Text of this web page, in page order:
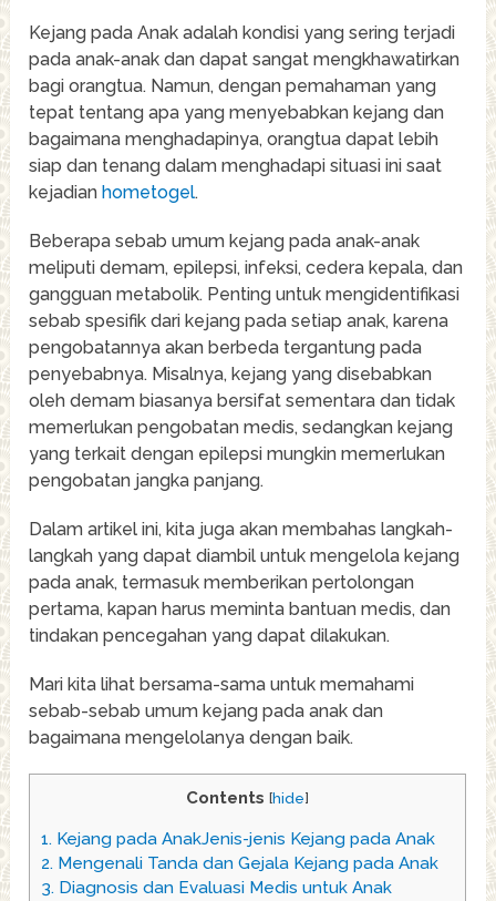
Kejang pada Anak adalah kondisi yang sering terjadi
pada anak-anak dan dapat sangat mengkhawatirkan
bagi orangtua. Namun, dengan pemahaman yang
tepat tentang apa yang menyebabkan kejang dan
bagaimana menghadapinya, orangtua dapat lebih
siap dan tenang dalam menghadapi situasi ini saat
kejadian hometogel.
Beberapa sebab umum kejang pada anak-anak
meliputi demam, epilepsi, infeksi, cedera kepala, dan
gangguan metabolik. Penting untuk mengidentifikasi
sebab spesifik dari kejang pada setiap anak, karena
pengobatannya akan berbeda tergantung pada
penyebabnya. Misalnya, kejang yang disebabkan
oleh demam biasanya bersifat sementara dan tidak
memerlukan pengobatan medis, sedangkan kejang
yang terkait dengan epilepsi mungkin memerlukan
pengobatan jangka panjang.
Dalam artikel ini, kita juga akan membahas langkah-
langkah yang dapat diambil untuk mengelola kejang
pada anak, termasuk memberikan pertolongan
pertama, kapan harus meminta bantuan medis, dan
tindakan pencegahan yang dapat dilakukan.
Mari kita lihat bersama-sama untuk memahami
sebab-sebab umum kejang pada anak dan
bagaimana mengelolanya dengan baik.
Contents [hide]
1. Kejang pada AnakJenis-jenis Kejang pada Anak
2. Mengenali Tanda dan Gejala Kejang pada Anak
3. Diagnosis dan Evaluasi Medis untuk Anak